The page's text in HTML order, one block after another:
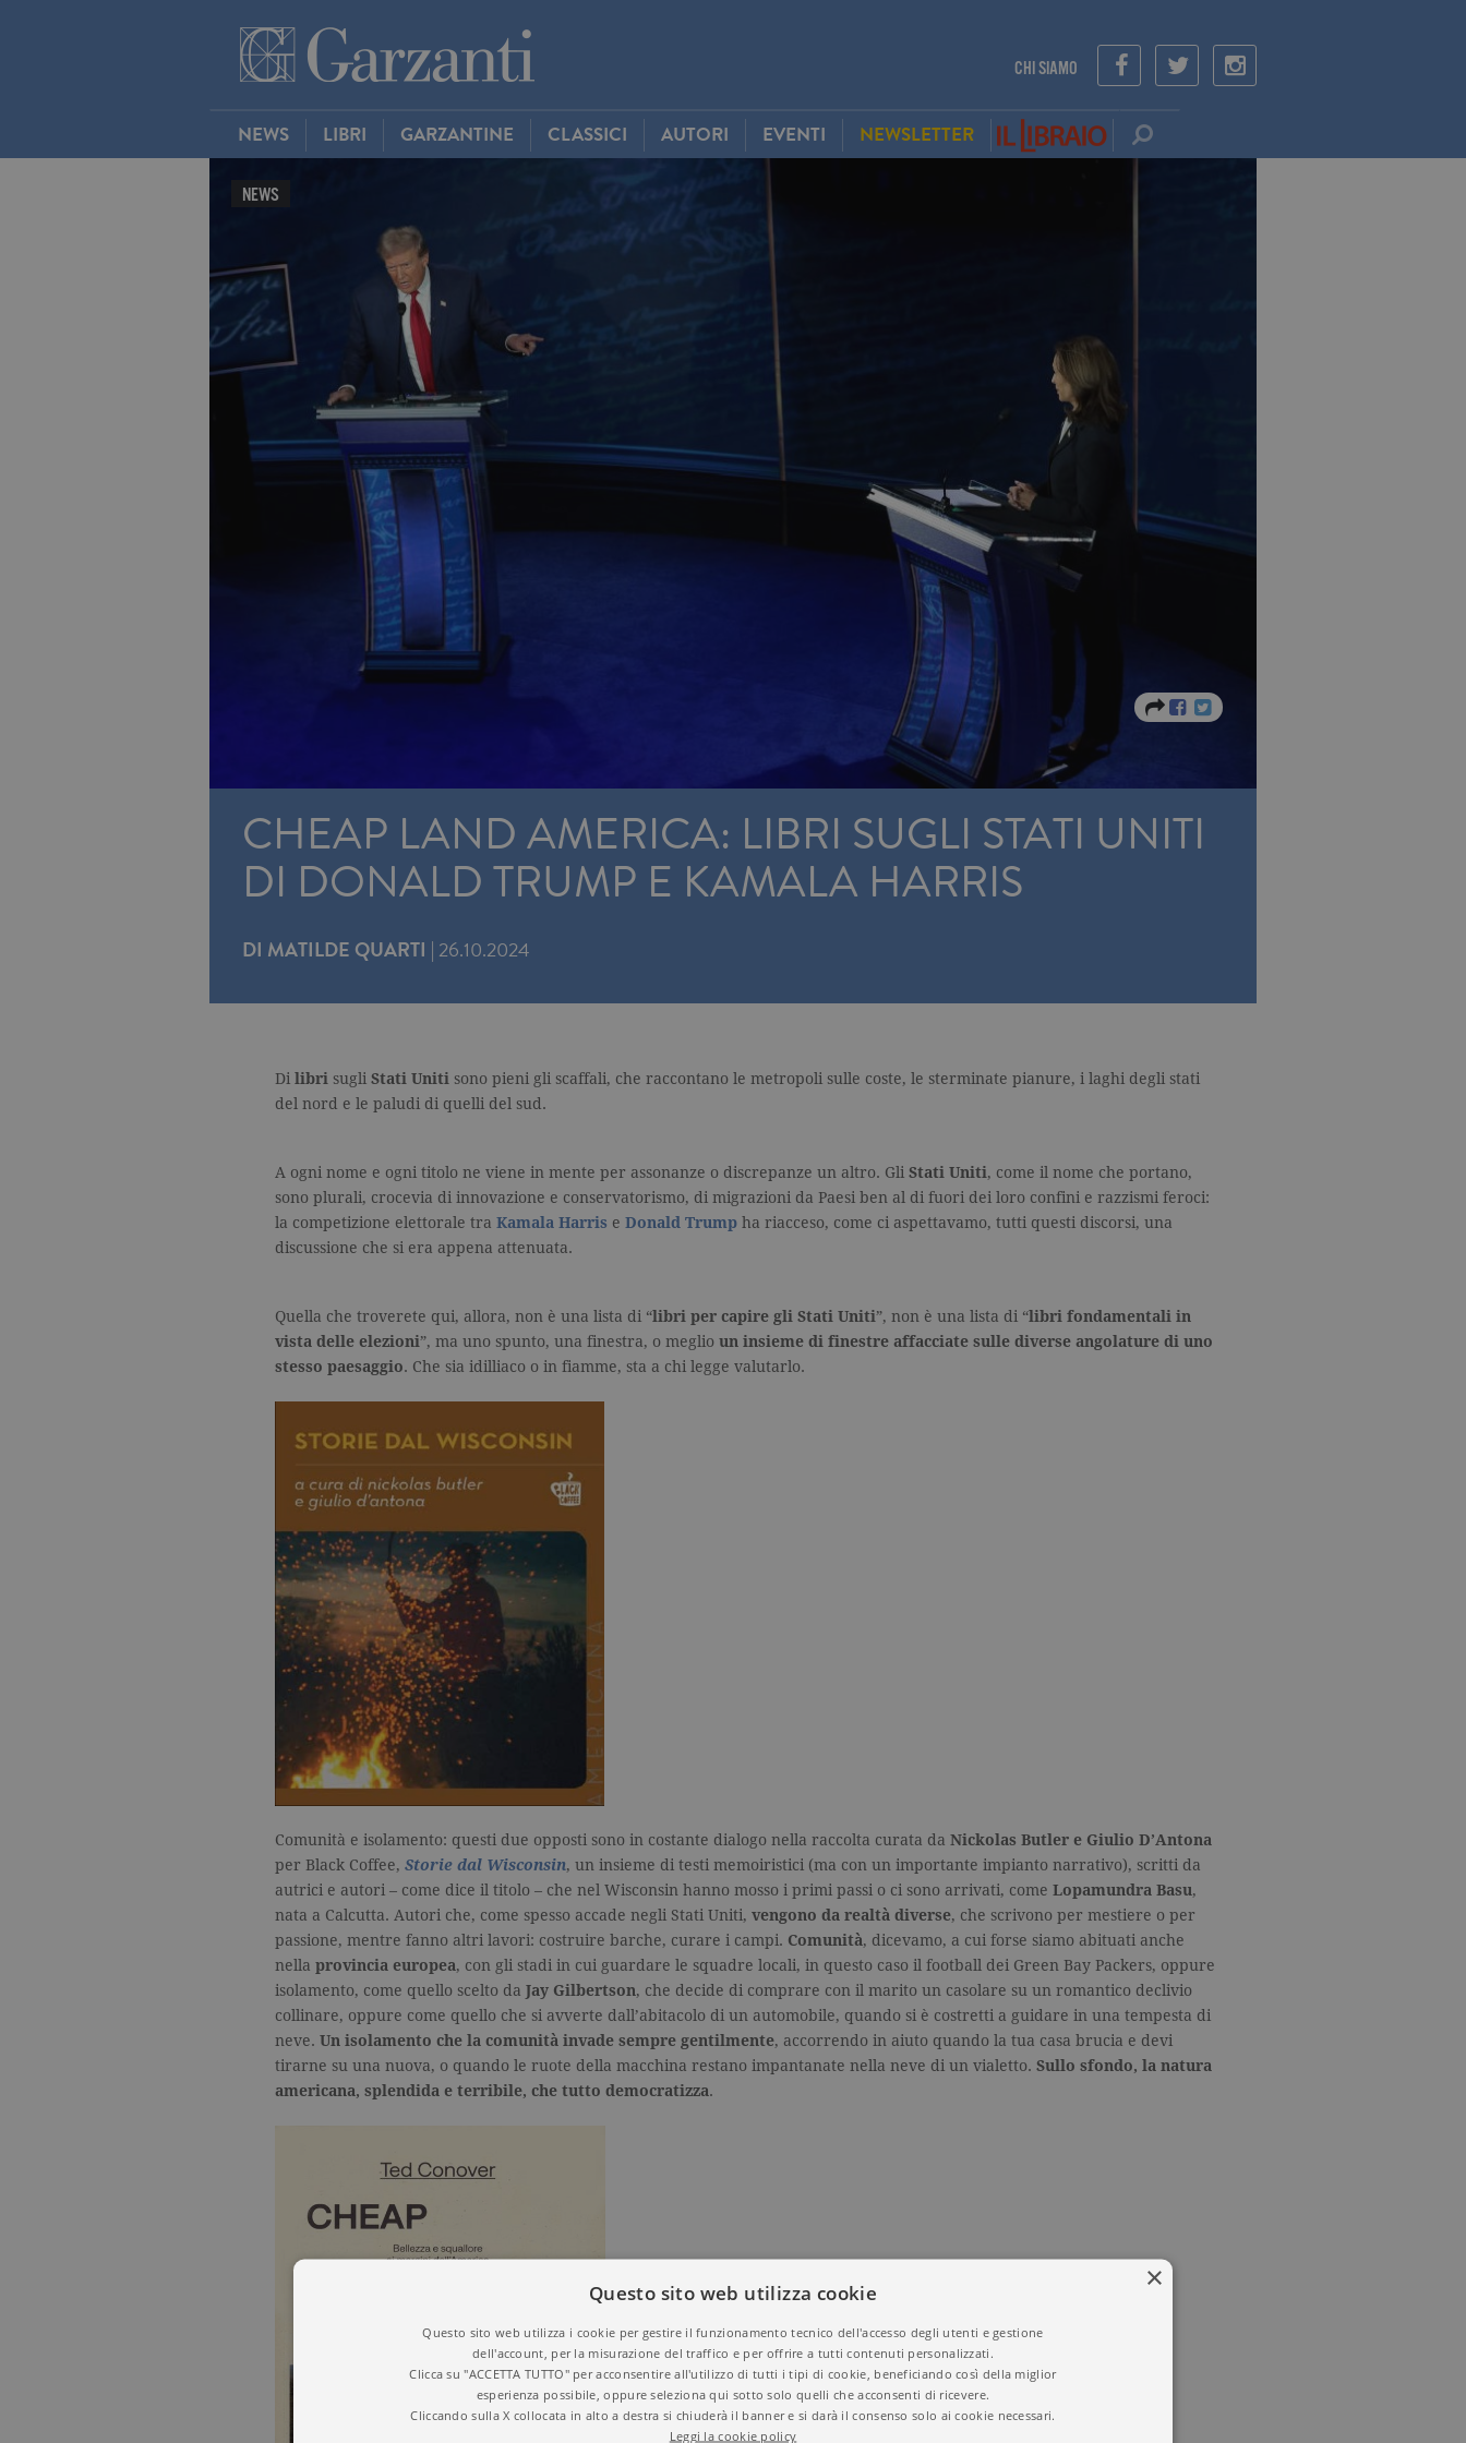
CHI SIAMO
NEWS LIBRI GARZANTINE CLASSICI AUTORI EVENTI NEWSLETTER
NEWS
CHEAP LAND AMERICA: LIBRI SUGLI STATI UNITI
DI DONALD TRUMP E KAMALA HARRIS
DI MATILDE QUARTI | 26.10.2024
Di libri sugli Stati Uniti sono pieni gli scaffali, che raccontano le metropoli sulle coste, le sterminate pianure, i laghi degli stati
del nord e le paludi di quelli del sud.
A ogni nome e ogni titolo ne viene in mente per assonanze o discrepanze un altro. Gli Stati Uniti, come il nome che portano,
sono plurali, crocevia di innovazione e conservatorismo, di migrazioni da Paesi ben al di fuori dei loro confini e razzismi feroci:
la competizione elettorale tra Kamala Harris e Donald Trump ha riacceso, come ci aspettavamo, tutti questi discorsi, una
discussione che si era appena attenuata.
Quella che troverete qui, allora, non è una lista di “libri per capire gli Stati Uniti”, non è una lista di “libri fondamentali in
vista delle elezioni”, ma uno spunto, una finestra, o meglio un insieme di finestre affacciate sulle diverse angolature di uno
stesso paesaggio. Che sia idilliaco o in fiamme, sta a chi legge valutarlo.
Comunità e isolamento: questi due opposti sono in costante dialogo nella raccolta curata da Nickolas Butler e Giulio D’Antona
per Black Coffee, Storie dal Wisconsin, un insieme di testi memoiristici (ma con un importante impianto narrativo), scritti da
autrici e autori – come dice il titolo – che nel Wisconsin hanno mosso i primi passi o ci sono arrivati, come Lopamundra Basu,
nata a Calcutta. Autori che, come spesso accade negli Stati Uniti, vengono da realtà diverse, che scrivono per mestiere o per
passione, mentre fanno altri lavori: costruire barche, curare i campi. Comunità, dicevamo, a cui forse siamo abituati anche
nella provincia europea, con gli stadi in cui guardare le squadre locali, in questo caso il football dei Green Bay Packers, oppure
isolamento, come quello scelto da Jay Gilbertson, che decide di comprare con il marito un casolare su un romantico declivio
collinare, oppure come quello che si avverte dall’abitacolo di un automobile, quando si è costretti a guidare in una tempesta di
neve. Un isolamento che la comunità invade sempre gentilmente, accorrendo in aiuto quando la tua casa brucia e devi
tirarne su una nuova, o quando le ruote della macchina restano impantanate nella neve di un vialetto. Sullo sfondo, la natura
americana, splendida e terribile, che tutto democratizza.
×
Questo sito web utilizza cookie
Questo sito web utilizza i cookie per gestire il funzionamento tecnico dell'accesso degli utenti e gestione
dell'account, per la misurazione del traffico e per offrire a tutti contenuti personalizzati.
Clicca su "ACCETTA TUTTO" per acconsentire all'utilizzo di tutti i tipi di cookie, beneficiando così della miglior
esperienza possibile, oppure seleziona qui sotto solo quelli che acconsenti di ricevere.
Cliccando sulla X collocata in alto a destra si chiuderà il banner e si darà il consenso solo ai cookie necessari.
Leggi la cookie policy